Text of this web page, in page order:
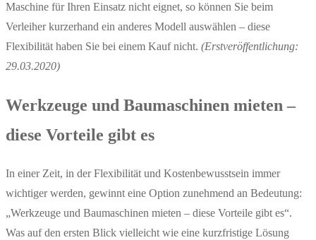
Maschine für Ihren Einsatz nicht eignet, so können Sie beim
Verleiher kurzerhand ein anderes Modell auswählen – diese
Flexibilität haben Sie bei einem Kauf nicht. (Erstveröffentlichung:
29.03.2020)
Werkzeuge und Baumaschinen mieten –
diese Vorteile gibt es
In einer Zeit, in der Flexibilität und Kostenbewusstsein immer
wichtiger werden, gewinnt eine Option zunehmend an Bedeutung:
„Werkzeuge und Baumaschinen mieten – diese Vorteile gibt es“.
Was auf den ersten Blick vielleicht wie eine kurzfristige Lösung